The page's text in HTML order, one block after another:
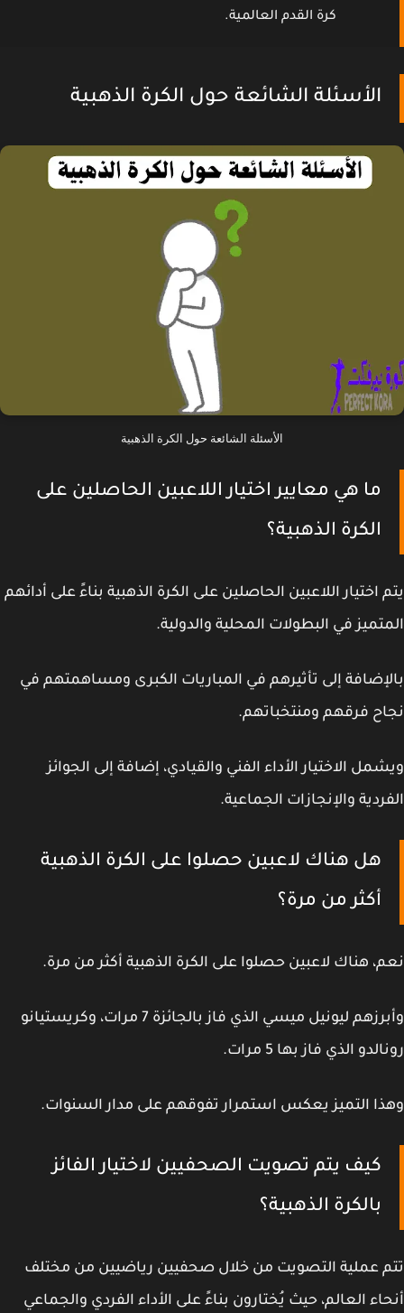
كرة القدم العالمية.
الأسئلة الشائعة حول الكرة الذهبية
الأسئلة الشائعة حول الكرة الذهبية
ما هي معايير اختيار اللاعبين الحاصلين على
الكرة الذهبية؟
اختيار اللاعبين الحاصلين على الكرة الذهبية بناءً على أدائهم
في البطولات المحلية والدولية.
إلى تأثيرهم في المباريات الكبرى ومساهمتهم في
فرقهم ومنتخباتهم.
الاختيار الأداء الفني والقيادي، إضافة إلى الجوائز
والإنجازات الجماعية.
هل هناك لاعبين حصلوا على الكرة الذهبية
أكثر من مرة؟
هناك لاعبين حصلوا على الكرة الذهبية أكثر من مرة.
وأبرزهم ليونيل ميسي الذي فاز بالجائزة 7 مرات، وكريستيانو
الذي فاز بها 5 مرات.
التميز يعكس استمرار تفوقهم على مدار السنوات.
كيف يتم تصويت الصحفيين لاختيار الفائز
بالكرة الذهبية؟
عملية التصويت من خلال صحفيين رياضيين من مختلف
العالم، حيث يُختارون بناءً على الأداء الفردي والجماعي